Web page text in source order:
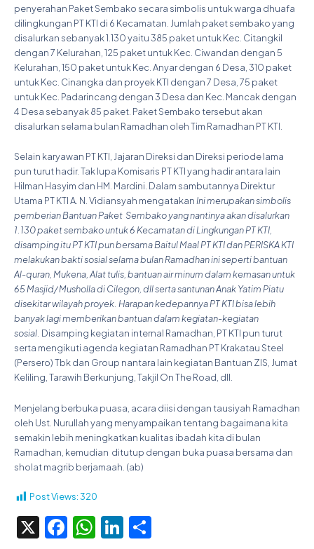
penyerahan Paket Sembako secara simbolis untuk warga dhuafa
dilingkungan PT KTI di 6 Kecamatan. Jumlah paket sembako yang
disalurkan sebanyak 1.130 yaitu 385 paket untuk Kec. Citangkil
dengan 7 Kelurahan, 125 paket untuk Kec. Ciwandan dengan 5
Kelurahan, 150 paket untuk Kec. Anyar dengan 6 Desa, 310 paket
untuk Kec. Cinangka dan proyek KTI dengan 7 Desa, 75 paket
untuk Kec. Padarincang dengan 3 Desa dan Kec. Mancak dengan
4 Desa sebanyak 85 paket. Paket Sembako tersebut akan
disalurkan selama bulan Ramadhan oleh Tim Ramadhan PT KTI.
Selain karyawan PT KTI, Jajaran Direksi dan Direksi periode lama
pun turut hadir. Tak lupa Komisaris PT KTI yang hadir antara lain
Hilman Hasyim dan HM. Mardini. Dalam sambutannya Direktur
Utama PT KTI A. N. Vidiansyah mengatakanIni merupakan simbolis
pemberian Bantuan Paket Sembako yang nantinya akan disalurkan
1.130 paket sembako untuk 6 Kecamatan di Lingkungan PT KTI,
disamping itu PT KTI pun bersama Baitul Maal PT KTI dan PERISKA KTI
melakukan bakti sosial selama bulan Ramadhan ini seperti bantuan
Al-quran, Mukena, Alat tulis, bantuan air minum dalam kemasan untuk
65 Masjid/ Musholla di Cilegon, dll serta santunan Anak Yatim Piatu
disekitar wilayah proyek. Harapan kedepannya PT KTI bisa lebih
banyak lagi memberikan bantuan dalam kegiatan-kegiatan
sosial. Disamping kegiatan internal Ramadhan, PT KTI pun turut
serta mengikuti agenda kegiatan Ramadhan PT Krakatau Steel
(Persero) Tbk dan Group nantara lain kegiatan Bantuan ZIS, Jumat
Keliling, Tarawih Berkunjung, Takjil On The Road, dll.
Menjelang berbuka puasa, acara diisi dengan tausiyah Ramadhan
oleh Ust. Nurullah yang menyampaikan tentang bagaimana kita
semakin lebih meningkatkan kualitas ibadah kita di bulan
Ramadhan, kemudian ditutup dengan buka puasa bersama dan
sholat magrib berjamaah. (ab)
Post Views:320
X Facebook
WhatsApp
LinkedIn